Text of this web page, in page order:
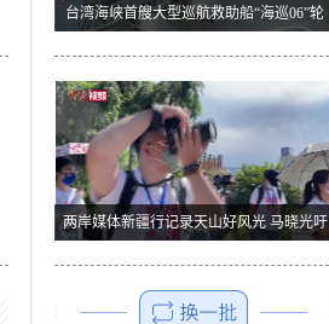
台湾海峡首艘大型巡航救助船“海巡06”轮
两岸媒体新疆行记录天山好风光 马晓光吁